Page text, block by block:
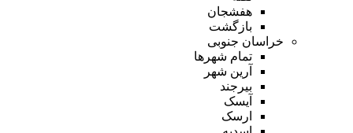
هفشجان
بازگشت
خراسان جنوبی
تمام شهر‌ها
آرین شهر
بیرجند
آیسک
ارسک